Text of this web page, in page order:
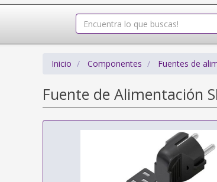
Inicio Componentes Fuentes de
Fuente de Alimentación